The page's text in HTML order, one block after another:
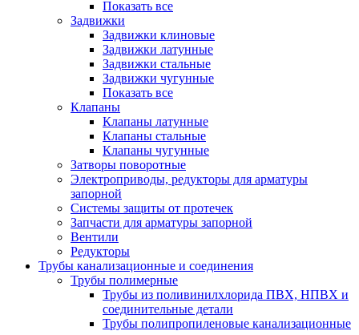
Показать все
Задвижки
Задвижки клиновые
Задвижки латунные
Задвижки стальные
Задвижки чугунные
Показать все
Клапаны
Клапаны латунные
Клапаны стальные
Клапаны чугунные
Затворы поворотные
Электроприводы, редукторы для арматуры
запорной
Системы защиты от протечек
Запчасти для арматуры запорной
Вентили
Редукторы
Трубы канализационные и соединения
Трубы полимерные
Трубы из поливинилхлорида ПВХ, НПВХ и
соединительные детали
Трубы полипропиленовые канализационные